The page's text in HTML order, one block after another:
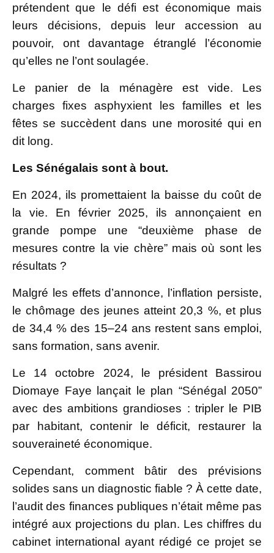
prétendent que le défi est économique mais
leurs décisions, depuis leur accession au
pouvoir, ont davantage étranglé l’économie
qu’elles ne l’ont soulagée.
Le panier de la ménagère est vide. Les
charges fixes asphyxient les familles et les
fêtes se succèdent dans une morosité qui en
dit long.
Les Sénégalais sont à bout.
En 2024, ils promettaient la baisse du coût de
la vie. En février 2025, ils annonçaient en
grande pompe une “deuxième phase de
mesures contre la vie chère” mais où sont les
résultats ?
Malgré les effets d’annonce, l’inflation persiste,
le chômage des jeunes atteint 20,3 %, et plus
de 34,4 % des 15–24 ans restent sans emploi,
sans formation, sans avenir.
Le 14 octobre 2024, le président Bassirou
Diomaye Faye lançait le plan “Sénégal 2050”
avec des ambitions grandioses : tripler le PIB
par habitant, contenir le déficit, restaurer la
souveraineté économique.
Cependant, comment bâtir des prévisions
solides sans un diagnostic fiable ? À cette date,
l’audit des finances publiques n’était même pas
intégré aux projections du plan. Les chiffres du
cabinet international ayant rédigé ce projet se